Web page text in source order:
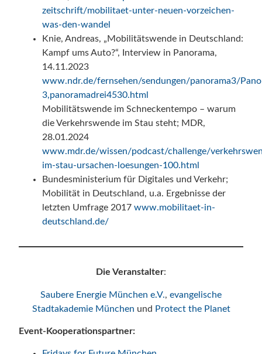
zeitschrift/mobilitaet-unter-neuen-vorzeichen-
was-den-wandel
Knie, Andreas, „Mobilitätswende in Deutschland:
Kampf ums Auto?“, Interview in Panorama,
14.11.2023
www.ndr.de/fernsehen/sendungen/panorama3/
3,panoramadrei4530.html
Mobilitätswende im Schneckentempo – warum
die Verkehrswende im Stau steht; MDR,
28.01.2024
www.mdr.de/wissen/podcast/challenge/
im-stau-ursachen-loesungen-100.html
Bundesministerium für Digitales und Verkehr;
Mobilität in Deutschland, u.a. Ergebnisse der
letzten Umfrage 2017 www.mobilitaet-in-
deutschland.de/
Die Veranstalter:
Saubere Energie München e.V., evangelische
Stadtakademie München und Protect the Planet
Event-Kooperationspartner: